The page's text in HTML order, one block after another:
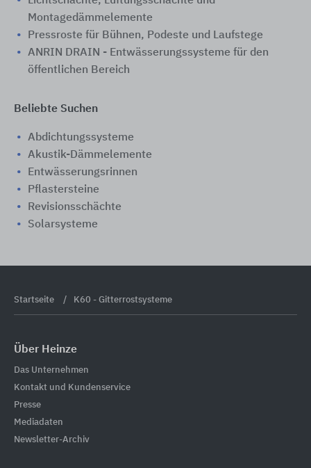
Montagedämmelemente
Pressroste für Bühnen, Podeste und Laufstege
ANRIN DRAIN - Entwässerungssysteme für den
öffentlichen Bereich
Beliebte Suchen
Abdichtungssysteme
Akustik-Dämmelemente
Entwässerungsrinnen
Pflastersteine
Revisionsschächte
Solarsysteme
Startseite K60 - Gitterrostsysteme
Über Heinze
Das Unternehmen
Kontakt und Kundenservice
Presse
Mediadaten
Newsletter-Archiv